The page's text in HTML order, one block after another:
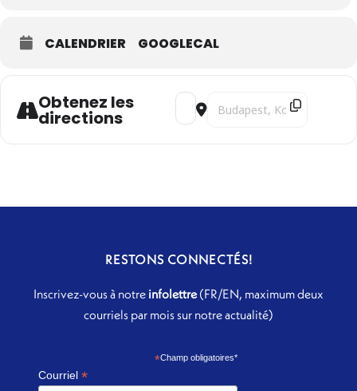
CALENDRIER GOOGLECAL
Obtenez les
directions
Address - Chants d'espoir -
Destination Address -
RESTONS CONNECTÉS!
Inscrivez-vous à notre infolettre(FR/EN, maximum deux
courriels par mois sur notre actualité)
*Champ obligatoires*
Courriel*